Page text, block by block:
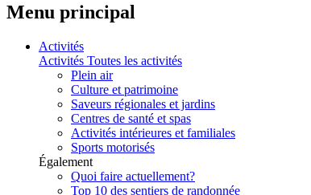
Menu principal
Activités
Activités Toutes les activités
Plein air
Culture et patrimoine
Saveurs régionales et jardins
Centres de santé et spas
Activités intérieures et familiales
Sports motorisés
Également
Quoi faire actuellement?
Top 10 des sentiers de randonnée